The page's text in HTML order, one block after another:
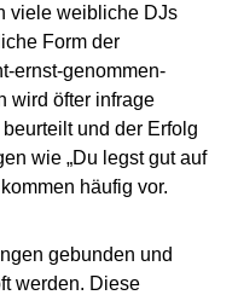
viele weibliche DJs
Form der
ernst-genommen-
wird öfter infrage
und der Erfolg
wie „Du legst gut auf
häufig vor.
gebunden und
werden. Diese